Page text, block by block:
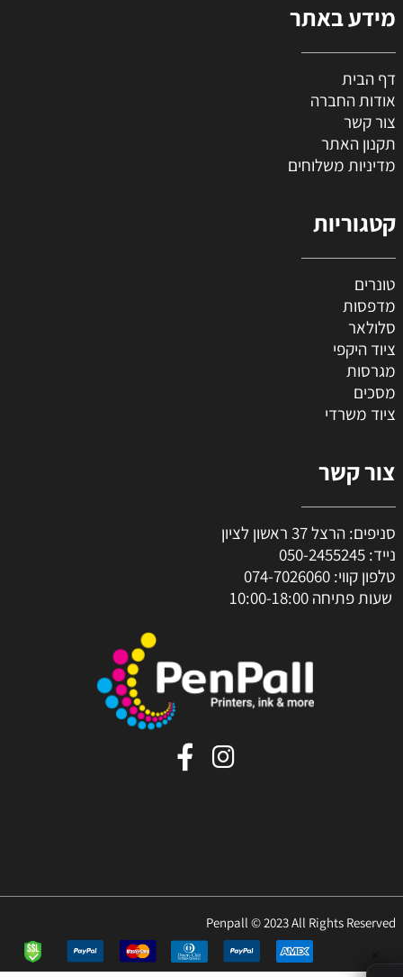
מידע באתר
דף הבית
אודות החברה
צור קשר
תקנון האתר
מדיניות משלוחים
קטגוריות
טונרים
מדפסות
סלולאר
ציוד היקפי
מגרסות
מסכים
ציוד משרדי
צור קשר
סניפים: הרצל 37 ראשון לציון
נייד: 050-2455245
טלפון קווי: 074-7026060
שעות פתיחה 10:00-18:00
Penpall © 2023 All Rights Reserved